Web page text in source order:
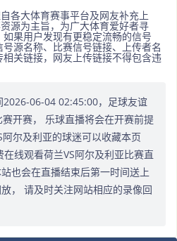
各大体育赛事平台及网友补充上
源为主旨，为广大体育爱好者寻
果用户发现有更稳定流畅的信号
源名称、比赛信号链接、上传者名
关链接，网友上传链接不得包含违
2026-06-04 02:45:00，足球友谊
开赛， 乐球直播将会在开赛前提
尔及利亚的球迷可以收藏本页
线观看荷兰VS阿尔及利亚比赛直
也会在直播结束后第一时间送上
， 请及时关注网站相应的录像回